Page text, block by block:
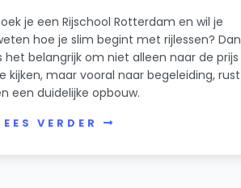
je een Rijschool Rotterdam en wil je
hoe je slim begint met rijlessen? Dan
het belangrijk om niet alleen naar de prijs
kijken, maar vooral naar begeleiding, rust
een duidelijke opbouw.
VERDER